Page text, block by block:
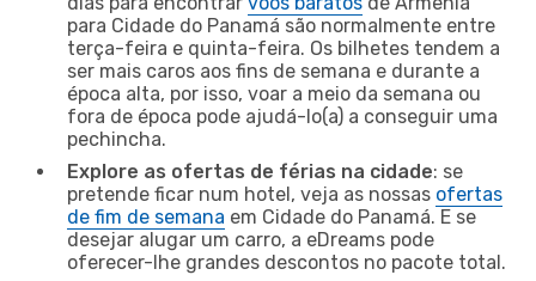
para Cidade do Panamá são normalmente entre
terça-feira e quinta-feira. Os bilhetes tendem a
ser mais caros aos fins de semana e durante a
época alta, por isso, voar a meio da semana ou
fora de época pode ajudá-lo(a) a conseguir uma
pechincha.
Explore as ofertas de férias na cidade: se
pretende ficar num hotel, veja as nossas ofertas
de fim de semana em Cidade do Panamá. E se
desejar alugar um carro, a eDreams pode
oferecer-lhe grandes descontos no pacote total.